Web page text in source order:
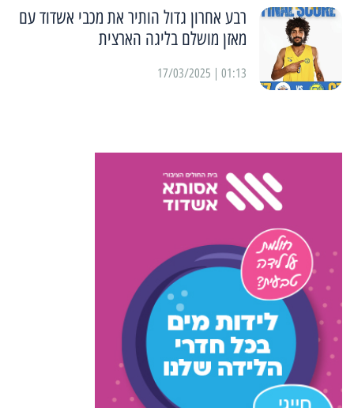
רבע אחרון גדול הותיר את מכבי אשדוד עם
מאזן מושלם בליגה הארצית
01:13 | 17/03/2025